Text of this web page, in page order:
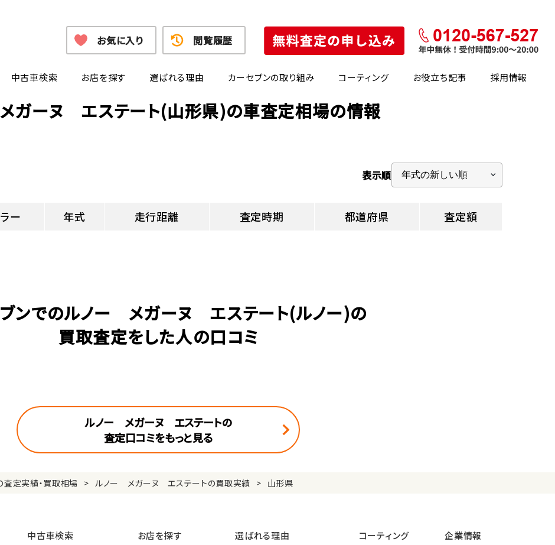
中古車検索 お店を探す 選ばれる理由 カーセブンの取り組み コーティング お役立ち記事 採用情報
お気に入り 閲覧履歴
ガーヌ エステート(山形県)の車査定相場の情報
表示順
ー 年式 走行距離 査定時期 都道府県 査定額
ンでのルノー メガーヌ エステート(ルノー)の
買取査定をした人の口コミ
ルノー メガーヌ エステートの
査定口コミをもっと見る
査定実績・買取相場 ルノー メガーヌ エステートの買取実績 山形県
中古車検索 お店を探す 選ばれる理由 コーティング 企業情報